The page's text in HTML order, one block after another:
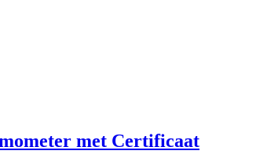
met Certificaat